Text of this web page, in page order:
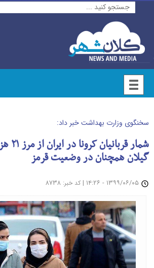
سخنگوی وزارت بهداشت خبر داد:
شمار
گیلان همچنان در وضعیت قرمز
| کد خبر: ۸۷۳۸